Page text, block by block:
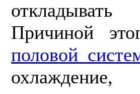
Причиной
половой